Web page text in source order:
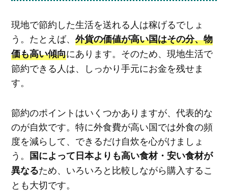
現地で節約した生活を送れる人は稼げるでしょ
う。たとえば、 外貨の価値が高い国はその分、物
価も高い傾向にあります。そのため、現地生活で
節約できる人は、しっかり手元にお金を残せま
す。
節約のポイントはいくつかありますが、代表的な
のが自炊です。特に外食費が高い国では外食の頻
度を減らして、できるだけ自炊を心がけましょ
う。 国によって日本よりも高い食材・安い食材が
異なるため、いろいろと比較しながら購入するこ
とも大切です。